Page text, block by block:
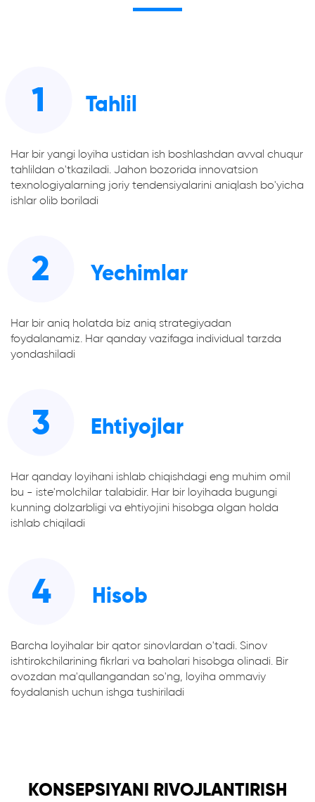
1 Tahlil
Har bir yangi loyiha ustidan ish boshlashdan avval chuqur
tahlildan o'tkaziladi. Jahon bozorida innovatsion
texnologiyalarning joriy tendensiyalarini aniqlash bo'yicha
ishlar olib boriladi
2 Yechimlar
Har bir aniq holatda biz aniq strategiyadan
foydalanamiz. Har qanday vazifaga individual tarzda
yondashiladi
3 Ehtiyojlar
Har qanday loyihani ishlab chiqishdagi eng muhim omil
bu - iste'molchilar talabidir. Har bir loyihada bugungi
kunning dolzarbligi va ehtiyojini hisobga olgan holda
ishlab chiqiladi
4 Hisob
Barcha loyihalar bir qator sinovlardan o'tadi. Sinov
ishtirokchilarining fikrlari va baholari hisobga olinadi. Bir
ovozdan ma'qullangandan so'ng, loyiha ommaviy
foydalanish uchun ishga tushiriladi
KONSEPSIYANI RIVOJLANTIRISH